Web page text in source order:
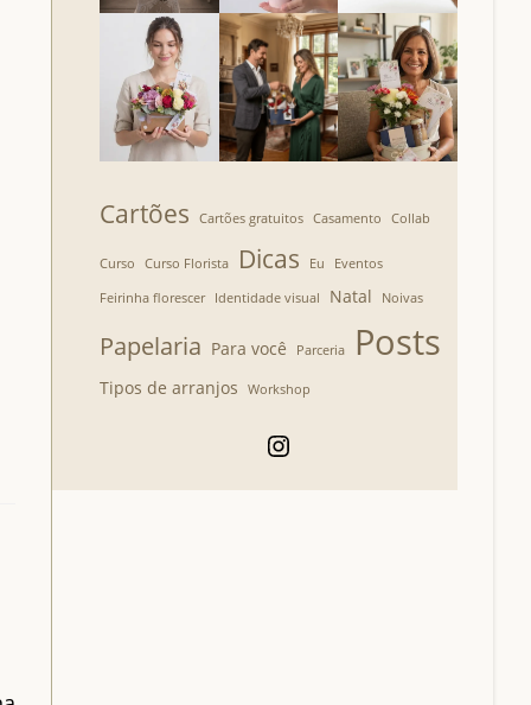
Cartões Cartões gratuitos Casamento Collab
Curso Curso Florista Dicas Eu Eventos
Feirinha florescer Identidade visual Natal Noivas
Papelaria Para você Parceria Posts
Tipos de arranjos Workshop
Instagram